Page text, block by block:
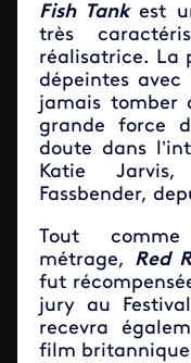
Fish Tankest
très
réalisatrice. La
dépeintes
jamais tomber
grande force
doute dans
Katie
Fassbender,
Tout
métrage, Red
fut
jury au
recevra
film britannique